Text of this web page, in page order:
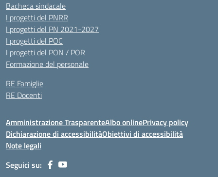
Bacheca sindacale
I progetti del PNRR
I progetti del PN 2021-2027
I progetti del POC
I progetti del PON / POR
Formazione del personale
RE Famiglie
RE Docenti
Amministrazione TrasparenteAlbo onlinePrivacy policy
Dichiarazione di accessibilitàObiettivi di accessibilità
Note legali
Seguici su: